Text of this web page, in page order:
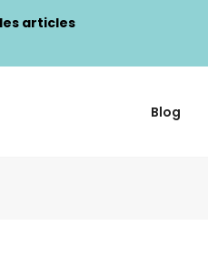
les articles
Blog